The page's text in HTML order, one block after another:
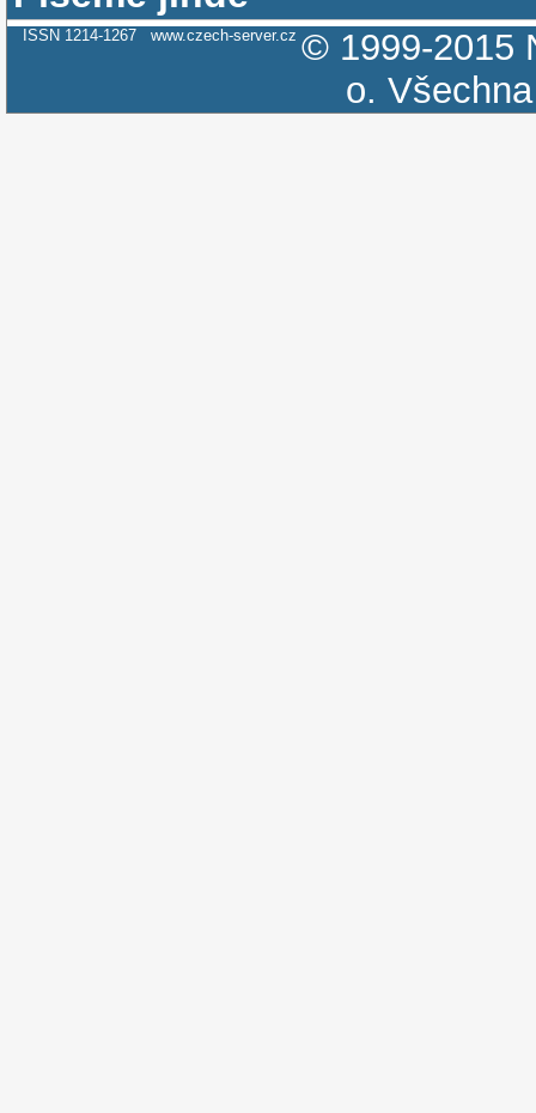
ISSN 1214-1267 www.czech-server.cz © 1999-2015
o.